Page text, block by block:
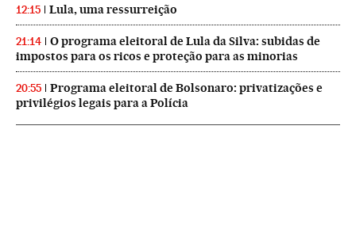
12:15 Lula, uma ressurreição
21:14
O programa eleitoral de Lula da Silva: subidas de
impostos para os ricos e proteção para as minorias
20:55
Programa eleitoral de Bolsonaro: privatizações e
privilégios legais para a Polícia